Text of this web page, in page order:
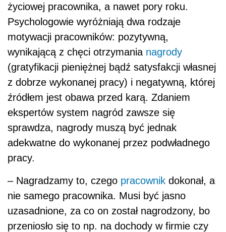
życiowej pracownika, a nawet pory roku.
Psychologowie wyróżniają dwa rodzaje
motywacji pracowników: pozytywną,
wynikającą z chęci otrzymania nagrody
(gratyfikacji pieniężnej bądź satysfakcji własnej
z dobrze wykonanej pracy) i negatywną, której
źródłem jest obawa przed karą. Zdaniem
ekspertów system nagród zawsze się
sprawdza, nagrody muszą być jednak
adekwatne do wykonanej przez podwładnego
pracy.
– Nagradzamy to, czego pracownik dokonał, a
nie samego pracownika. Musi być jasno
uzasadnione, za co on został nagrodzony, bo
przeniosło się to np. na dochody w firmie czy